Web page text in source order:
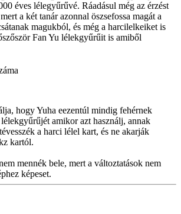
éves lélegyűrűvé. Ráadásul még az érzést
a két tanár azonnal öszsefossa magát a
magukból, és még a harcilelkeiket is
Fan Yu lélekgyűrűit is amiből
hogy Yuha eezentúl mindig fehérnek
amikor azt használj, annak
a harci lélel kart, és ne akarják
kartól.
mennék bele, mert a változtatások nem
képeset.